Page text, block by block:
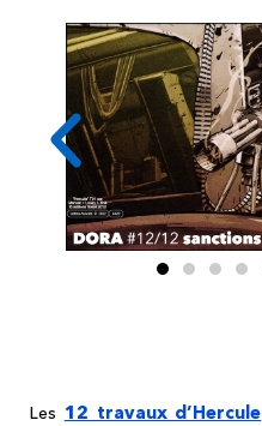
Les 12 travaux d’Hercule